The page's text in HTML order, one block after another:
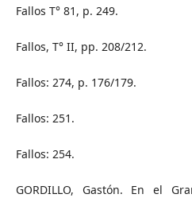
Fallos T° 81, p. 249.
Fallos, T° II, pp. 208/212.
Fallos: 274, p. 176/179.
Fallos: 251.
Fallos: 254.
GORDILLO, Gastón. En el